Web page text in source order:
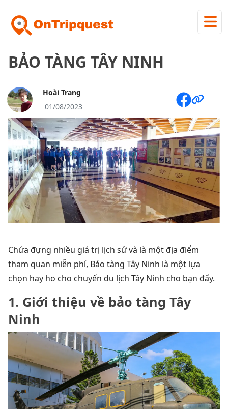
BẢO TÀNG TÂY NINH
Hoài Trang
01/08/2023
Chứa đựng nhiều giá trị lịch sử và là một địa điểm
tham quan miễn phí, Bảo tàng Tây Ninh là một lựa
chọn hay ho cho chuyến du lịch Tây Ninh cho bạn đấy.
1. Giới thiệu về bảo tàng Tây
Ninh